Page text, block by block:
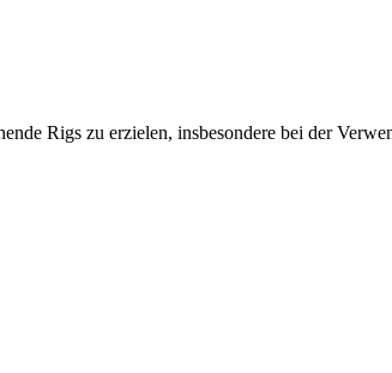
Rigs zu erzielen, insbesondere bei der